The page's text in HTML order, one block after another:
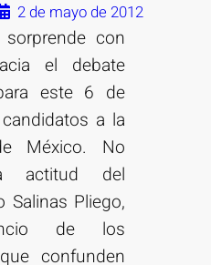
2 de mayo de 2012
con
el debate
este 6 de
a la
México. No
actitud del
Salinas Pliego,
de los
confunden